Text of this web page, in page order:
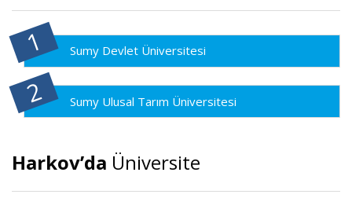
Sumy Devlet Üniversitesi
Sumy Ulusal Tarım Üniversitesi
Harkov’da Üniversite